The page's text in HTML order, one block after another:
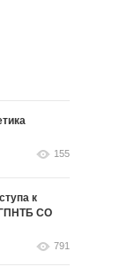
155
к
СО
791